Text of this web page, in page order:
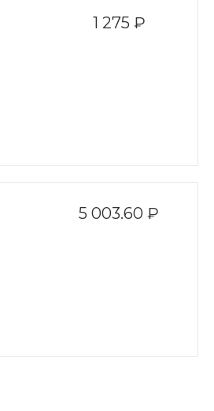
1 275 ₽
5 003.60 ₽